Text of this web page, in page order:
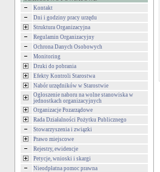
Kontakt
Dni i godziny pracy urzędu
Struktura Organizacyjna
Regulamin Organizacyjny
Ochrona Danych Osobowych
Monitoring
Druki do pobrania
Efekty Kontroli Starostwa
Nabór urzędników w Starostwie
Ogłoszenie naboru na wolne stanowiska w
jednostkach organizacyjnych
Organizacje Pozarządowe
Rada Działalności Pożytku Publicznego
Stowarzyszenia i związki
Prawo miejscowe
Rejestry, ewidencje
Petycje, wnioski i skargi
Nieodpłatna pomoc prawna